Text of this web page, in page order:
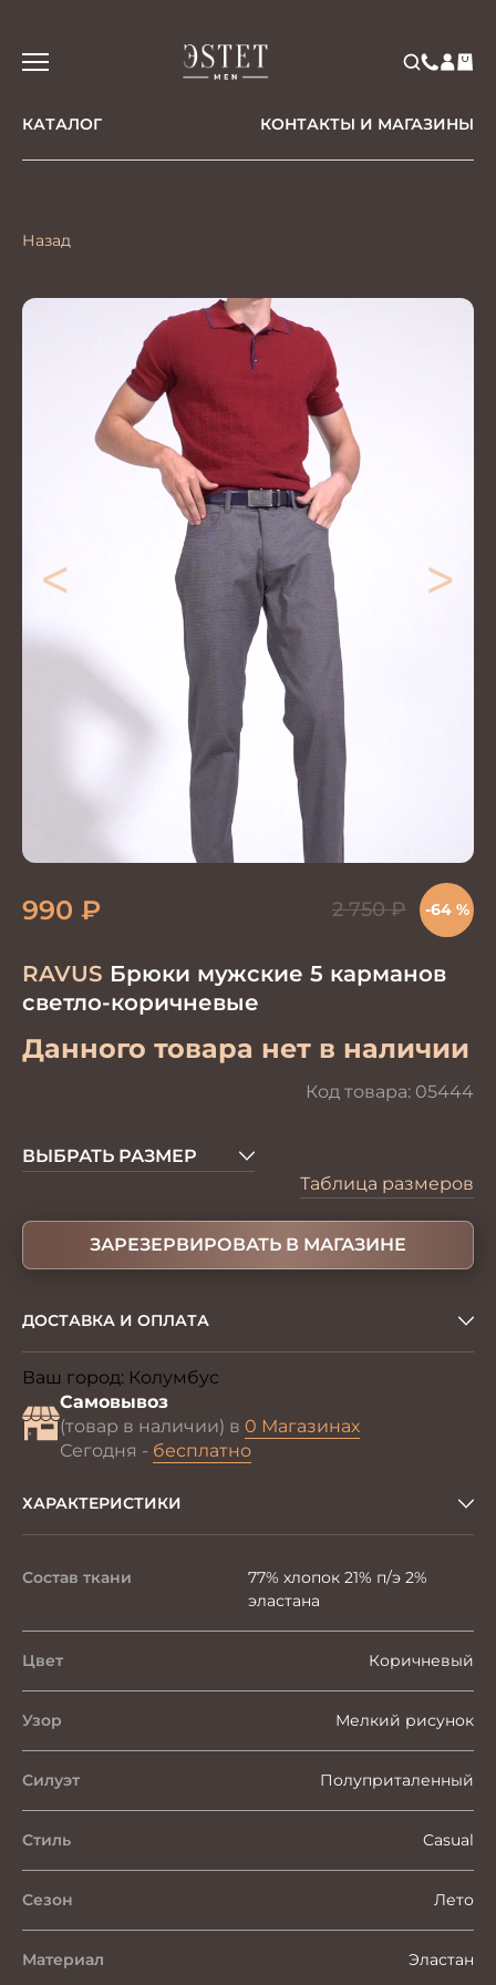
КАТАЛОГ КОНТАКТЫ И МАГАЗИНЫ
Назад
< >
RAVUS Брюки мужские 5 карманов
светло-коричневые
Данного товара нет в наличии
Код товара: 05444
990 ₽ 2 750₽ -64 %
ВЫБРАТЬ РАЗМЕР
Таблица размеров
ЗАРЕЗЕРВИРОВАТЬ В МАГАЗИНЕ
ДОСТАВКА И ОПЛАТА
Ваш город: Колумбус
Самовывоз
(товар в наличии) в 0 Магазинах
Сегодня - бесплатно
ХАРАКТЕРИСТИКИ
Состав ткани
77% хлопок 21% п/э 2%
эластана
Цвет Коричневый
Узор Мелкий рисунок
Силуэт Полуприталенный
Стиль Casual
Сезон Лето
Материал Эластан